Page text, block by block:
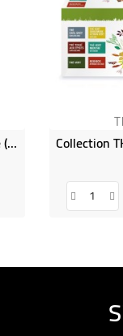
Zoulou Digest - Rooibos Parfumé (Epices Digestives) Bio